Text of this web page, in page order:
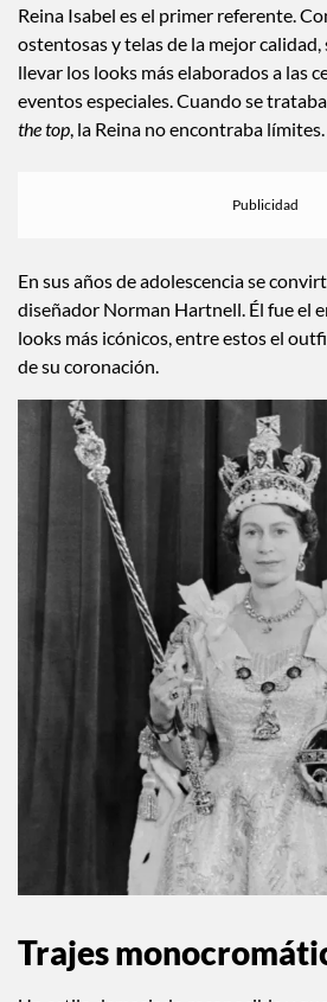
Reina Isabel es el primer referente.
ostentosas y telas de la mejor
llevar los looks más elaborados a las
eventos especiales. Cuando se
the top, la Reina no encontraba límites.
En sus años de adolescencia se
diseñador Norman Hartnell. Él fue el
looks más icónicos, entre estos el
de su coronación.
Trajes